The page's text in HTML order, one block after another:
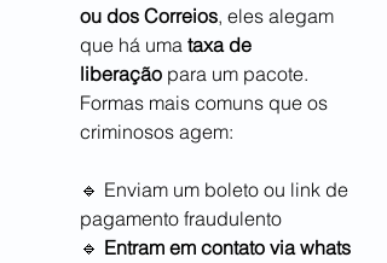
ou dos Correios, eles alegam
que há uma taxa de
liberação para um pacote.
Formas mais comuns que os
criminosos agem:
🔹 Enviam um boleto ou link de
pagamento fraudulento
🔹 Entram em contato via whats